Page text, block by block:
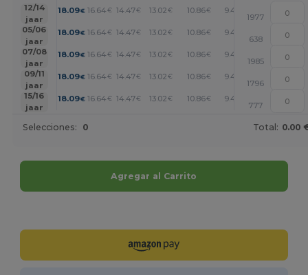
12/14
jaar
18.09€ 16.64 € 14.47€ 13.02 € 10.86€ 9.40 +
1977
05/06
jaar
18.09€ 16.64 € 14.47€ 13.02 € 10.86€ 9.40 +
638
07/08
jaar
18.09€ 16.64 € 14.47€ 13.02 € 10.86€ 9.40 +
1985
09/11
jaar
18.09€ 16.64 € 14.47€ 13.02 € 10.86€ 9.40 +
1796
15/16
jaar
18.09€ 16.64 € 14.47€ 13.02 € 10.86€ 9.40 +
777
Selecciones: 0 Total: 0.00
Agregar al Carrito